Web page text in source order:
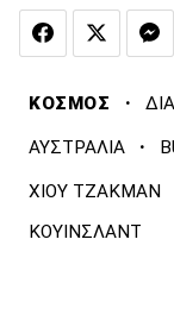
ΚΟΣΜΟΣ ·
ΑΥΣΤΡΑΛΙΑ ·
ΧΙΟΥ ΤΖΑΚΜΑΝ
ΚΟΥΙΝΣΛΑΝΤ